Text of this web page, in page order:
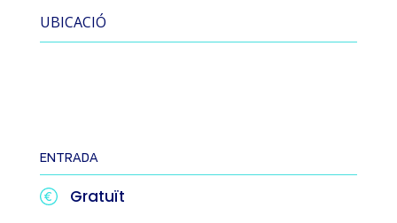
UBICACIÓ
ENTRADA
Gratuït